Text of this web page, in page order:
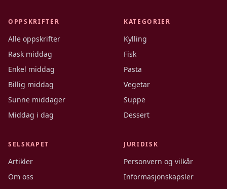
OPPSKRIFTER
Alle oppskrifter
Rask middag
Enkel middag
Billig middag
Sunne middager
Middag i dag
KATEGORIER
Kylling
Fisk
Pasta
Vegetar
Suppe
Dessert
SELSKAPET
Artikler
Om oss
JURIDISK
Personvern og vilkår
Informasjonskapsler